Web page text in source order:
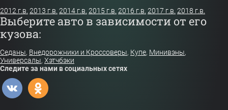
2012 г.в. 2013 г.в. 2014 г.в. 2015 г.в. 2016 г.в. 2017 г.в. 2018 г.в.
Выберите авто в зависимости от его
кузова:
Седаны, Внедорожники и Кроссоверы, Купе, Минивэны,
Универсалы, Хэтчбэки
Следите за нами в социальных сетях